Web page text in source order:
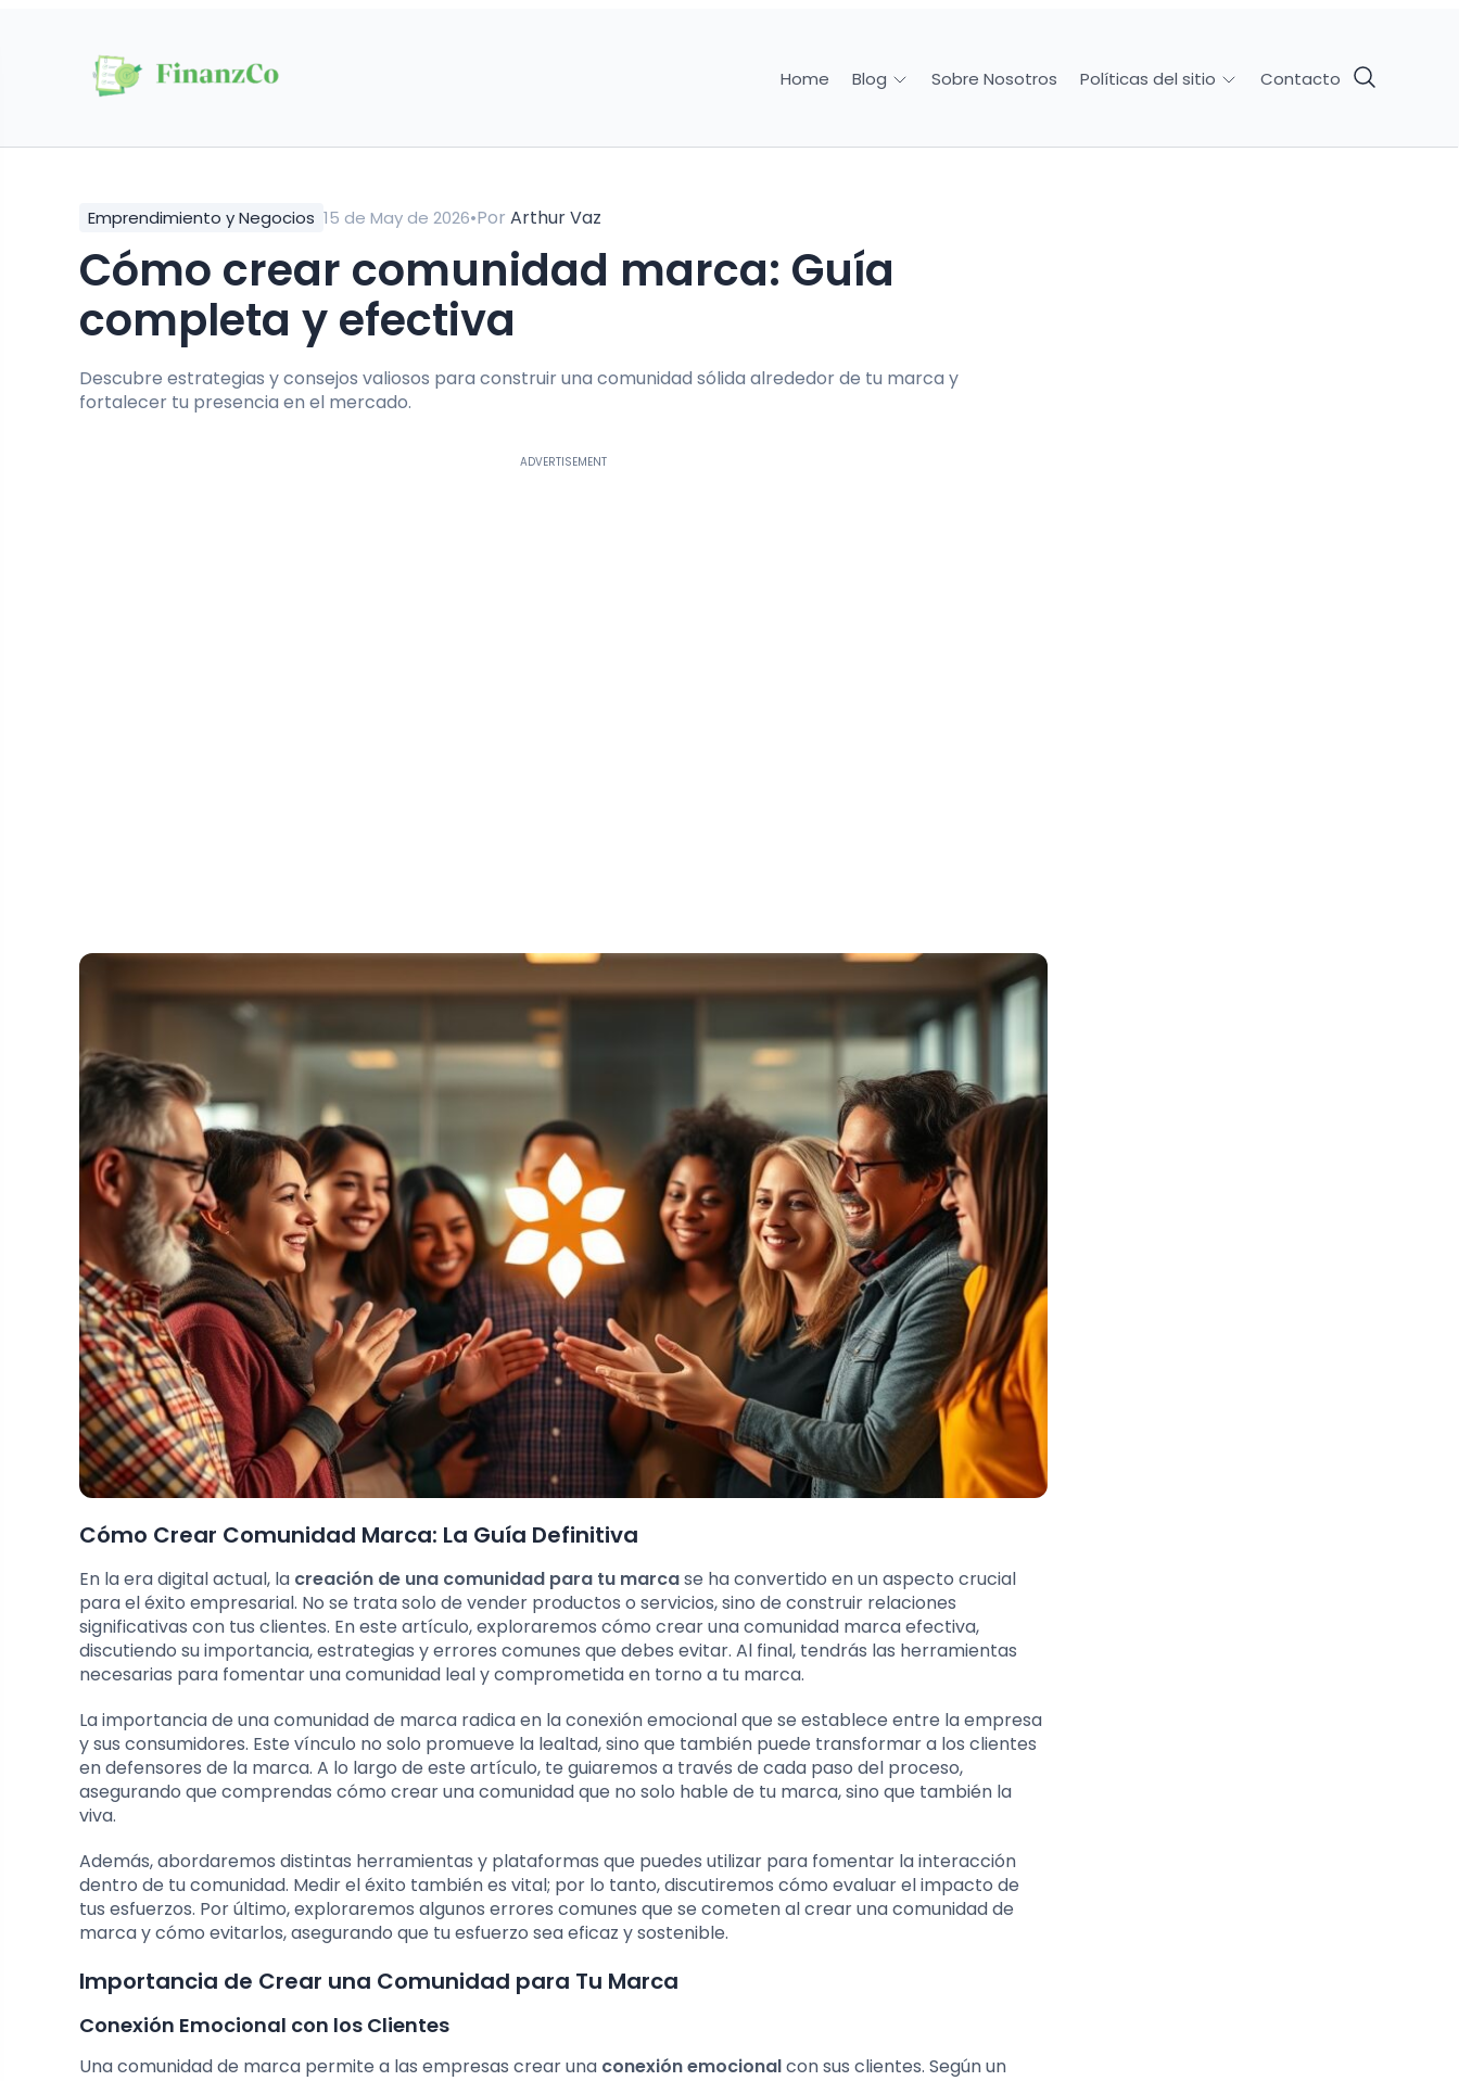
Home Blog Sobre Nosotros Políticas del sitio Contacto
Emprendimiento y Negocios 15 de May de 2026•Por Arthur Vaz
Cómo crear comunidad marca: Guía
completa y efectiva
Descubre estrategias y consejos valiosos para construir una comunidad sólida alrededor de tu marca y
fortalecer tu presencia en el mercado.
ADVERTISEMENT
Cómo Crear Comunidad Marca: La Guía Definitiva
En la era digital actual, la creación de una comunidad para tu marcase ha convertido en un aspecto crucial
para el éxito empresarial. No se trata solo de vender productos o servicios, sino de construir relaciones
significativas con tus clientes. En este artículo, exploraremos cómo crear una comunidad marca efectiva,
discutiendo su importancia, estrategias y errores comunes que debes evitar. Al final, tendrás las herramientas
necesarias para fomentar una comunidad leal y comprometida en torno a tu marca.
La importancia de una comunidad de marca radica en la conexión emocional que se establece entre la empresa
y sus consumidores. Este vínculo no solo promueve la lealtad, sino que también puede transformar a los clientes
en defensores de la marca. A lo largo de este artículo, te guiaremos a través de cada paso del proceso,
asegurando que comprendas cómo crear una comunidad que no solo hable de tu marca, sino que también la
viva.
Además, abordaremos distintas herramientas y plataformas que puedes utilizar para fomentar la interacción
dentro de tu comunidad. Medir el éxito también es vital; por lo tanto, discutiremos cómo evaluar el impacto de
tus esfuerzos. Por último, exploraremos algunos errores comunes que se cometen al crear una comunidad de
marca y cómo evitarlos, asegurando que tu esfuerzo sea eficaz y sostenible.
Importancia de Crear una Comunidad para Tu Marca
Conexión Emocional con los Clientes
Una comunidad de marca permite a las empresas crear una conexión emocionalcon sus clientes. Según un